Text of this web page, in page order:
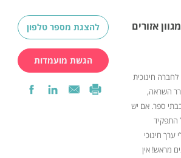
אזורים
חינוכית
השראה,
ספר. אם יש
התפקיד
חינוכי
מראש! אין
להצגת מספר טלפון
הגשת מועמדות